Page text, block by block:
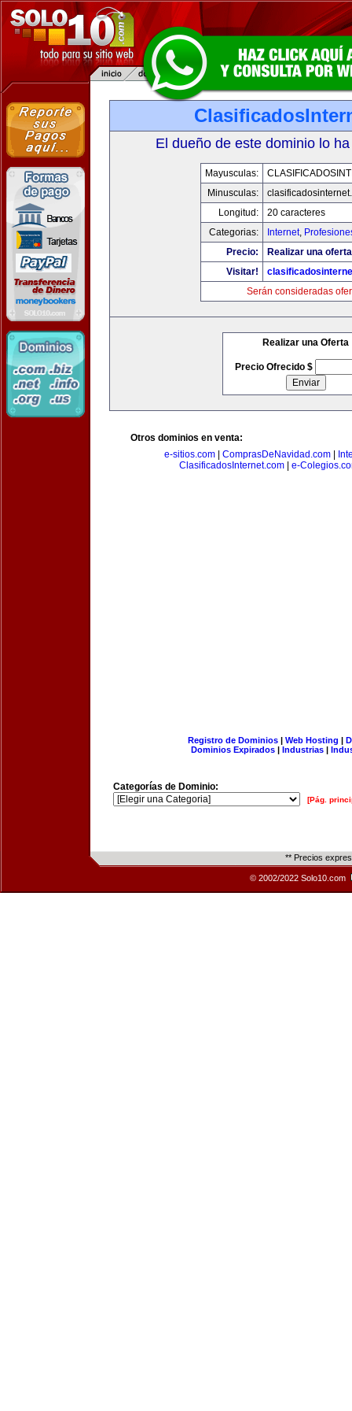
El dueño de este dominio lo
Mayusculas:
Minusculas:
Longitud:
20 caracteres
Categorias:
Internet,
Precio:
Realizar una
Visitar!
Serán consideradas
Realizar una Oferta
Precio Ofrecido $
Otros dominios en venta:
e-sitios.com| ComprasDeNavidad.com|
ClasificadosInternet.com| e-
Registro de Dominios| Web Hosting |
Dominios Expirados | Industrias |
Categorías de Dominio:
[Pág.
** Precios
© 2002/2022 Solo10.com